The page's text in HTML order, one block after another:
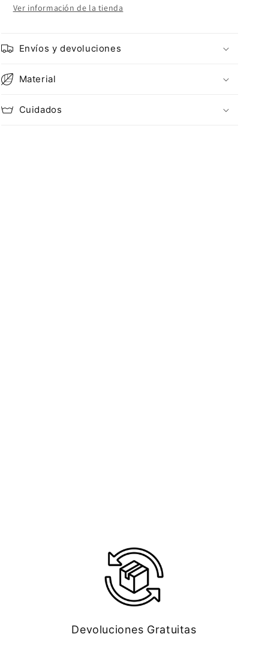
Ver información de la tienda
Envíos y devoluciones
Material
Cuidados
Devoluciones Gratuitas